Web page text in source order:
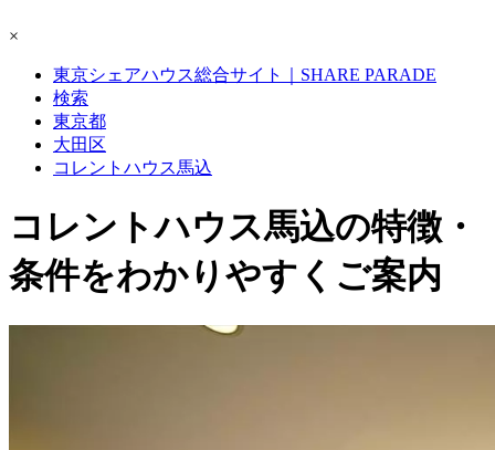
×
東京シェアハウス総合サイト｜SHARE PARADE
検索
東京都
大田区
コレントハウス馬込
コレントハウス馬込の特徴・
条件をわかりやすくご案内